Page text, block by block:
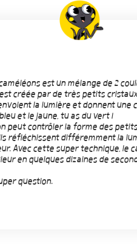
est un mélange de 2
créée par de très petits
la lumière et donnent une
et le jaune, tu as du vert !
peut contrôler la forme des
réfléchissent différemment la
Avec cette super technique, le
en quelques dizaines de
question.